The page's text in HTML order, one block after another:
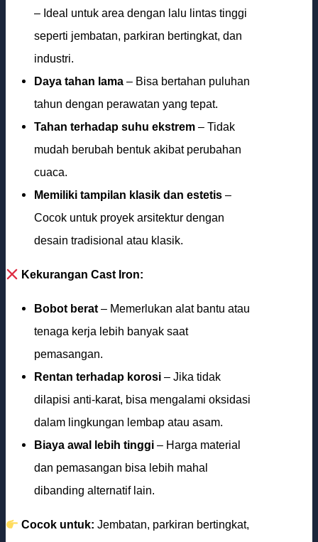
– Ideal untuk area dengan lalu lintas tinggi
seperti jembatan, parkiran bertingkat, dan
industri.
Daya tahan lama – Bisa bertahan puluhan
tahun dengan perawatan yang tepat.
Tahan terhadap suhu ekstrem – Tidak
mudah berubah bentuk akibat perubahan
cuaca.
Memiliki tampilan klasik dan estetis –
Cocok untuk proyek arsitektur dengan
desain tradisional atau klasik.
Kekurangan Cast Iron:
Bobot berat– Memerlukan alat bantu atau
tenaga kerja lebih banyak saat
pemasangan.
Rentan terhadap korosi – Jika tidak
dilapisi anti-karat, bisa mengalami oksidasi
dalam lingkungan lembap atau asam.
Biaya awal lebih tinggi – Harga material
dan pemasangan bisa lebih mahal
dibanding alternatif lain.
Cocok untuk: Jembatan, parkiran bertingkat,